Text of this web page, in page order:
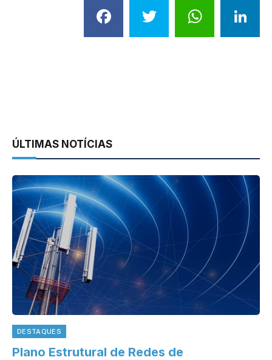
Facebook
Twitter
ÚLTIMAS NOTÍCIAS
DESTAQUES
Plano Estrutural de Redes de